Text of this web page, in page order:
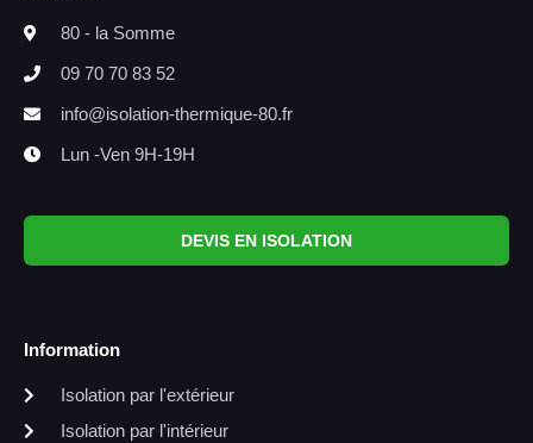
80 - la Somme
09 70 70 83 52
info@isolation-thermique-80.fr
Lun -Ven 9H-19H
DEVIS EN ISOLATION
Information
Isolation par l'extérieur
Isolation par l'intérieur